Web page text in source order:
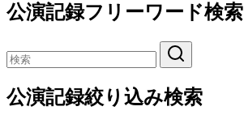
公演記録フリーワード検索
公演記録絞り込み検索